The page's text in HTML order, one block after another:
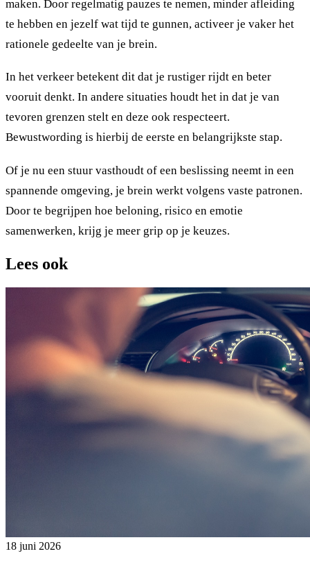
maken. Door regelmatig pauzes te nemen, minder afleiding
te hebben en jezelf wat tijd te gunnen, activeer je vaker het
rationele gedeelte van je brein.
In het verkeer betekent dit dat je rustiger rijdt en beter
vooruit denkt. In andere situaties houdt het in dat je van
tevoren grenzen stelt en deze ook respecteert.
Bewustwording is hierbij de eerste en belangrijkste stap.
Of je nu een stuur vasthoudt of een beslissing neemt in een
spannende omgeving, je brein werkt volgens vaste patronen.
Door te begrijpen hoe beloning, risico en emotie
samenwerken, krijg je meer grip op je keuzes.
Lees ook
18 juni 2026